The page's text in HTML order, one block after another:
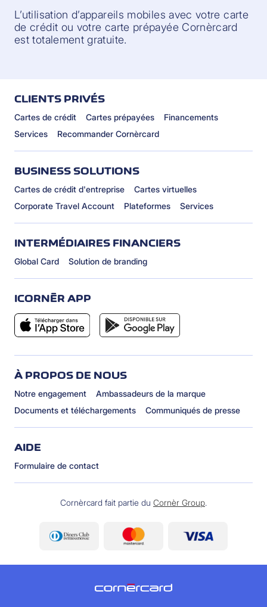
L’utilisation d’appareils mobiles avec votre carte
de crédit ou votre carte prépayée Cornèrcard
est totalement gratuite.
CLIENTS PRIVÉS
Cartes de crédit Cartes prépayées
Financements
Services
Recommander Cornèrcard
BUSINESS SOLUTIONS
Cartes de crédit d'entreprise
Cartes virtuelles
Corporate Travel Account
Plateformes Services
INTERMÉDIAIRES FINANCIERS
Global Card Solution de branding
ICORNÈR APP
À PROPOS DE NOUS
Notre engagement
Ambassadeurs de la marque
Documents et téléchargements
Communiqués de presse
AIDE
Formulaire de contact
Cornèrcard fait partie du Cornèr Group.